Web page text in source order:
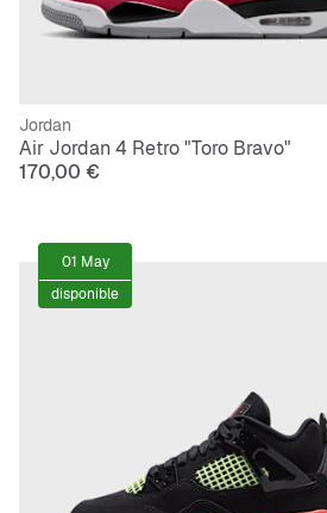
Jordan
Air Jordan 4 Retro "Toro Bravo"
170,00 €
01 May
disponible